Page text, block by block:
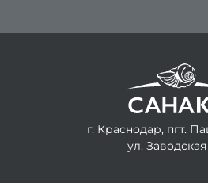
г. Краснодар, пгт.
ул. Заводская